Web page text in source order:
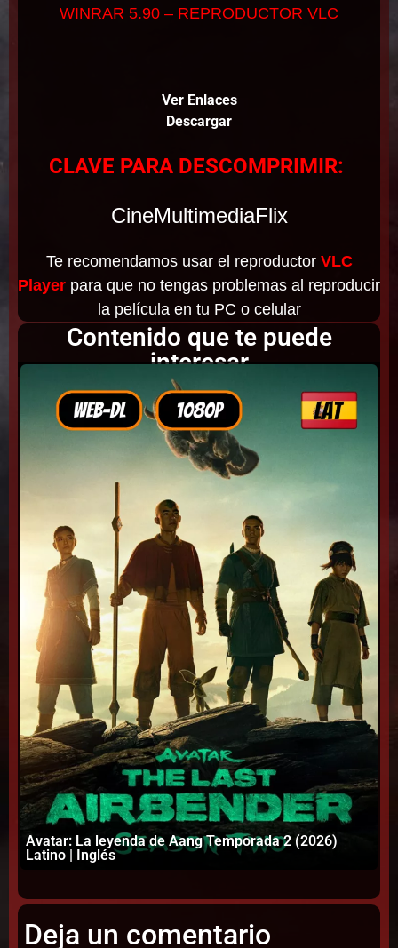
WINRAR 5.90 – REPRODUCTOR VLC
Ver Enlaces
Descargar
CLAVE PARA DESCOMPRIMIR:
CineMultimediaFlix
Te recomendamos usar el reproductor VLC
Player para que no tengas problemas al reproducir
la película en tu PC o celular
Contenido que te puede
interesar
Avatar: La leyenda de Aang Temporada 2 (2026)
Latino | Inglés
Deja un comentario